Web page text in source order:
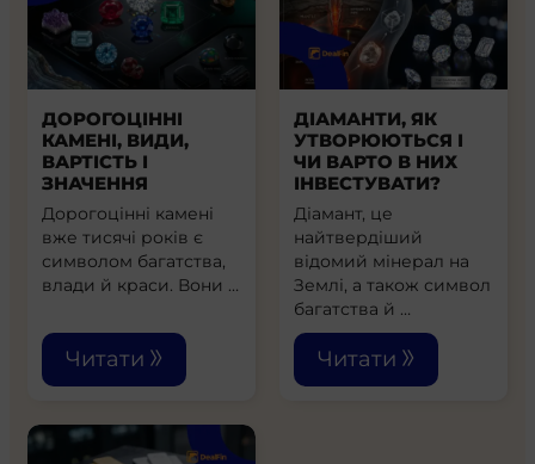
ДОРОГОЦІННІ
КАМЕНІ, ВИДИ,
ВАРТІСТЬ І
ЗНАЧЕННЯ
Дорогоцінні камені
вже тисячі років є
символом багатства,
влади й краси. Вони …
Читати
ДІАМАНТИ, ЯК
УТВОРЮЮТЬСЯ І
ЧИ ВАРТО В НИХ
ІНВЕСТУВАТИ?
Діамант, це
найтвердіший
відомий мінерал на
Землі, а також символ
багатства й …
Читати